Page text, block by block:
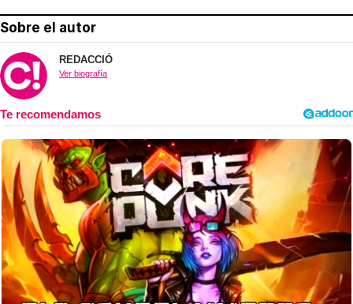
Sobre el autor
REDACCIÓ
Ver biografía